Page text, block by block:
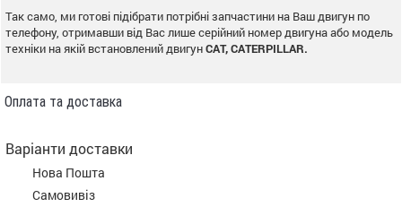
Так само, ми готові підібрати потрібні запчастини на Ваш двигун по
телефону, отримавши від Вас лише серійний номер двигуна або модель
техніки на якій встановлений двигунCAT, CATERPILLAR.
Оплата та доставка
Варіанти доставки
Нова Пошта
Самовивіз